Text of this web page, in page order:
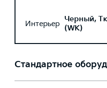
Интерьер Черный,
(WK)
Стандартное